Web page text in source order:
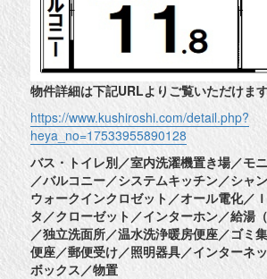
物件詳細は下記URLよりご覧いただけま
https://www.kushiroshi.com/detail.php?
heya_no=17533955890128
バス・トイレ別／室内洗濯機置き場／モ
／バルコニー／システムキッチン／シャ
ウォークインクロゼット／オール電化／
タ／クローゼット／インターホン／給湯
／独立洗面所／温水洗浄暖房便座／ゴミ
便座／郵便受け／照明器具／インターネ
ボックス／物置